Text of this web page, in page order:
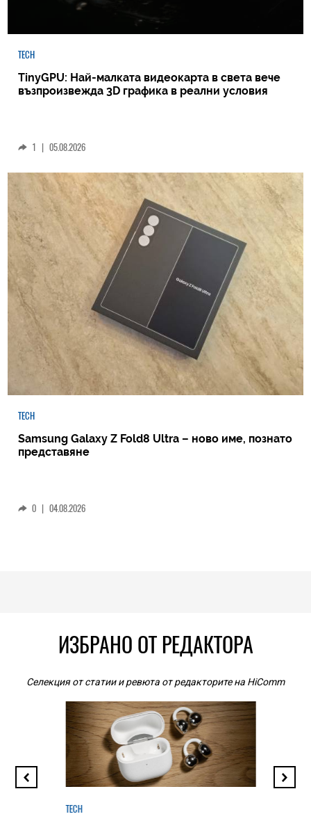
TECH
TinyGPU: Най-малката видеокарта в света вече
възпроизвежда 3D графика в реални условия
1 05.08.2026
TECH
Samsung Galaxy Z Fold8 Ultra – ново име, познато
представяне
0 | 04.08.2026
ИЗБРАНО ОТ РЕДАКТОРА
Селекция от статии и ревюта от редакторите на HiComm
TECH